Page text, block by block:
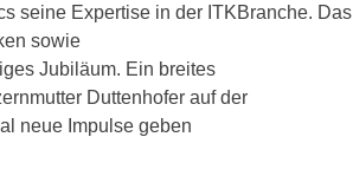
seine Expertise in der ITKBranche. Das
sowie
Jubiläum. Ein breites
Duttenhofer auf der
neue Impulse geben